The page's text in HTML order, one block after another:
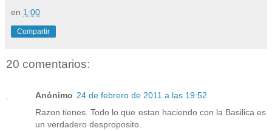
en 1:00
Compartir
20 comentarios:
Anónimo 24 de febrero de 2011 a las 19:52
Razon tienes. Todo lo que estan haciendo con la Basilica es
un verdadero desproposito.